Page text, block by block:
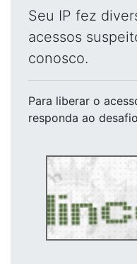
Seu IP fez
acessos
conosco.
Para liberar o
responda ao